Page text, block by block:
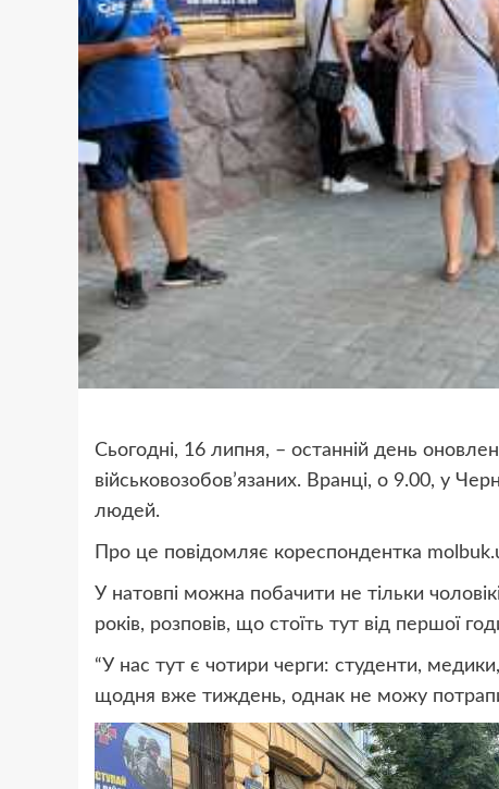
Сьогодні, 16 липня, – останній день
військовозобов’язаних. Вранці, о 9.00, у
людей.
Про це повідомляє кореспондентка
У натовпі можна побачити не тільки
років, розповів, що стоїть тут від першої
“У нас тут є чотири черги: студенти,
щодня вже тиждень, однак не можу